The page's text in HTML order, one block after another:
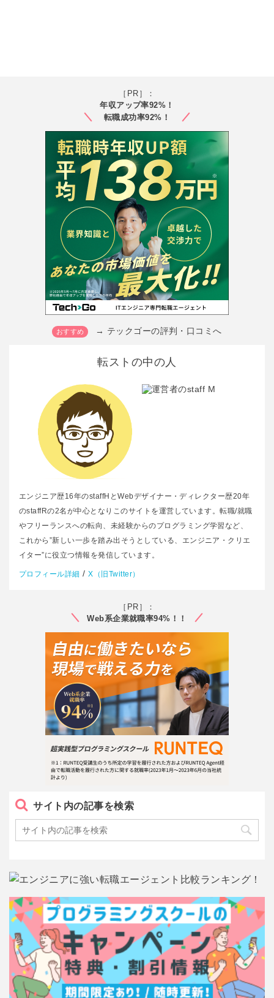
［PR］：
年収アップ率92%！
転職成功率92%！
→ テックゴーの評判・口コミへ
転ストの中の人
エンジニア歴16年のstaffHとWebデザイナー・ディレクター歴20年
のstaffRの2名が中心となりこのサイトを運営しています。転職/就職
やフリーランスへの転向、未経験からのプログラミング学習など、
これから”新しい一歩を踏み出そうとしている、エンジニア・クリエ
イター”に役立つ情報を発信しています。
プロフィール詳細 /X（旧Twitter）
［PR］：
Web系企業就職率94%！！
サイト内の記事を検索